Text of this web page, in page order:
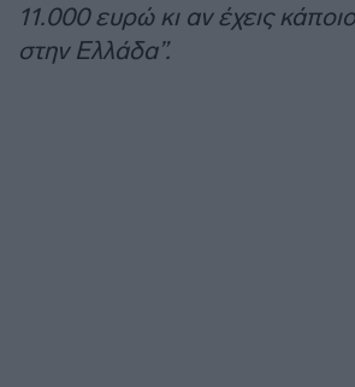
11.000 ευρώ κι αν έχεις
στην Ελλάδα”.